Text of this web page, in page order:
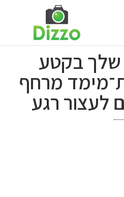
שלך בקטע
מרחף
לעצור רגע